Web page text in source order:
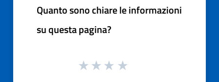
Quanto sono chiare le informazioni
su questa pagina?